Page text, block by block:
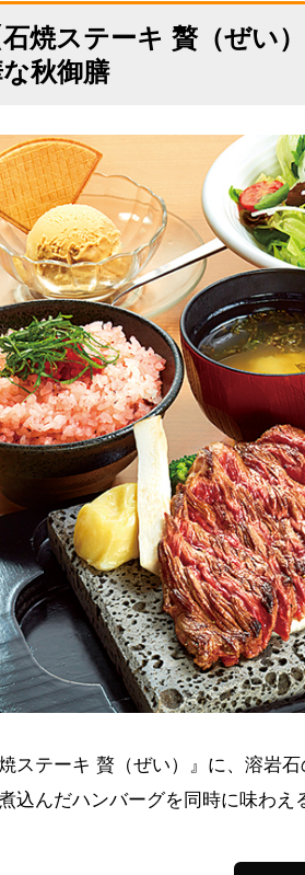
石焼ステーキ 贅（ぜい
秋御膳
焼ステーキ 贅（ぜい）』に、溶岩
込んだハンバーグを同時に味わえ